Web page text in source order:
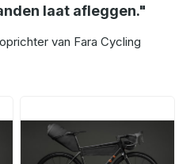
laat afleggen.
van Fara Cycling